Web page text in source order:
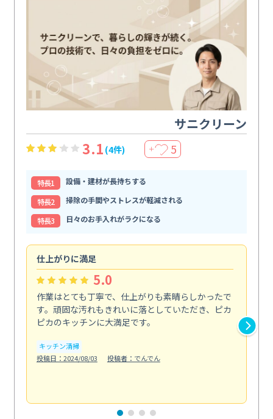
サニクリーン
3.1 (4件) ＋ 5
特⻑1
設備・建材が長持ちする
特⻑2
掃除の手間やストレスが軽減される
特⻑3
日々のお手入れがラクになる
仕上がりに満足
5.0
作業はとても丁寧で、仕上がりも素晴らしかったで
す。頑固な汚れもきれいに落としていただき、ピカ
ピカのキッチンに大満足です。
キッチン清掃
投稿日：2024/08/03
投稿者：でんでん